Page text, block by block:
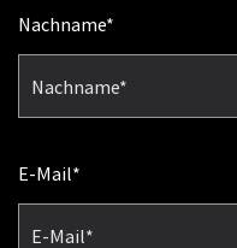
Nachname
E-Mail